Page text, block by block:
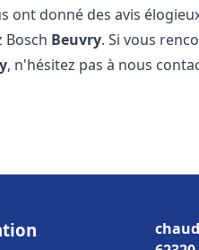
ont donné des avis
Bosch Beuvry. Si vous
, n'hésitez pas à nous